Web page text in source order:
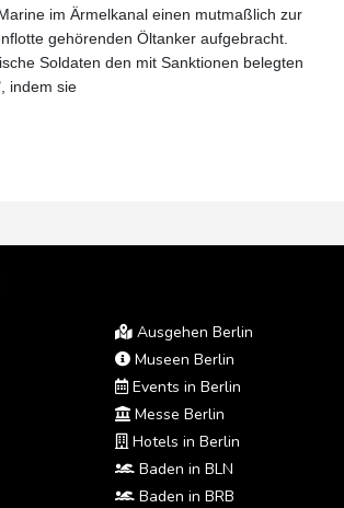
im Ärmelkanal einen mutmaßlich zur
gehörenden Öltanker aufgebracht.
Soldaten den mit Sanktionen belegten
indem sie
Ausgehen Berlin
Museen Berlin
Events in Berlin
Messe Berlin
Hotels in Berlin
Baden in BLN
Baden in BRB